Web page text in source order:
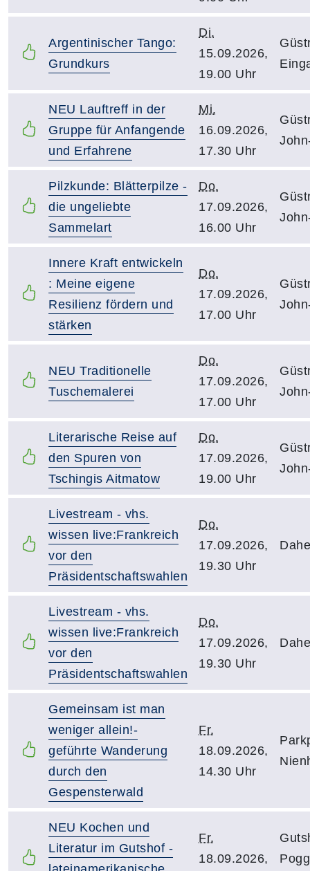
Argentinischer Tango:
Grundkurs
Di.
15.09.2026,
19.00 Uhr
NEU Lauftreff in der
Gruppe für Anfangende
und Erfahrene
Mi.
16.09.2026,
17.30 Uhr
Pilzkunde: Blätterpilze -
die ungeliebte
Sammelart
Do.
17.09.2026,
16.00 Uhr
Innere Kraft entwickeln
: Meine eigene
Resilienz fördern und
stärken
Do.
17.09.2026,
17.00 Uhr
NEU Traditionelle
Tuschemalerei
Do.
17.09.2026,
17.00 Uhr
Literarische Reise auf
den Spuren von
Tschingis Aitmatow
Do.
17.09.2026,
19.00 Uhr
Livestream - vhs.
wissen live:Frankreich
vor den
Präsidentschaftswahlen
Do.
17.09.2026,
19.30 Uhr
Livestream - vhs.
wissen live:Frankreich
vor den
Präsidentschaftswahlen
Do.
17.09.2026,
19.30 Uhr
Gemeinsam ist man
weniger allein!-
geführte Wanderung
durch den
Gespensterwald
Fr.
18.09.2026,
14.30 Uhr
NEU Kochen und
Literatur im Gutshof -
Fr.
18.09.2026,